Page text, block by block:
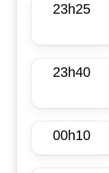
23h25
23h40
00h10